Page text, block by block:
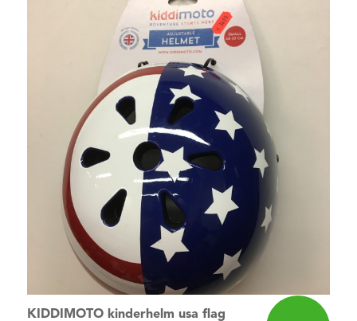
KIDDIMOTO kinderhelm usa flag